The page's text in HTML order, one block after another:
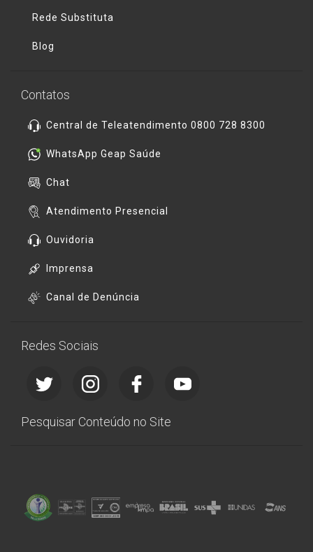
Rede Substituta
Blog
Contatos
Central de Teleatendimento 0800 728 8300
WhatsApp Geap Saúde
Chat
Atendimento Presencial
Ouvidoria
Imprensa
Canal de Denúncia
Redes Sociais
Pesquisar Conteúdo no Site